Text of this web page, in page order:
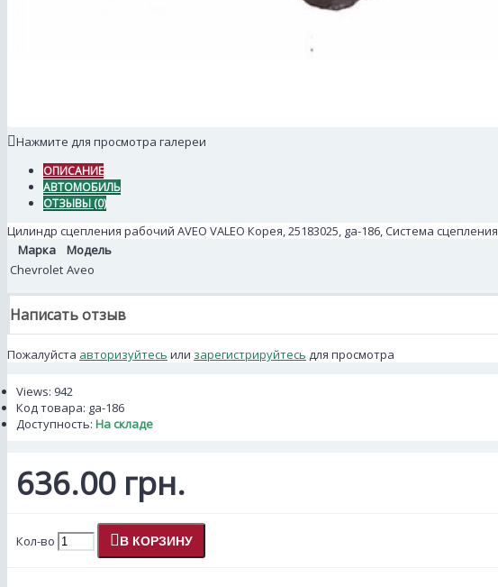
Нажмите для просмотра галереи
ОПИСАНИЕ
АВТОМОБИЛЬ
ОТЗЫВЫ (0)
Цилиндр сцепления рабочий AVEO VALEO Корея, 25183025, ga-186, Система сцепления
Марка
Модель
Chevrolet Aveo
Написать отзыв
Пожалуйста авторизуйтесь или зарегистрируйтесь для просмотра
Views: 942
Код товара: ga-186
Доступность: На складе
636.00 грн.
Кол-во В КОРЗИНУ